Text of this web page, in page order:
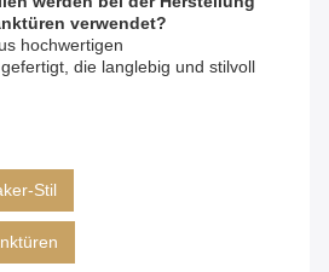
verwendet?
hochwertigen
die langlebig und stilvoll
Stil